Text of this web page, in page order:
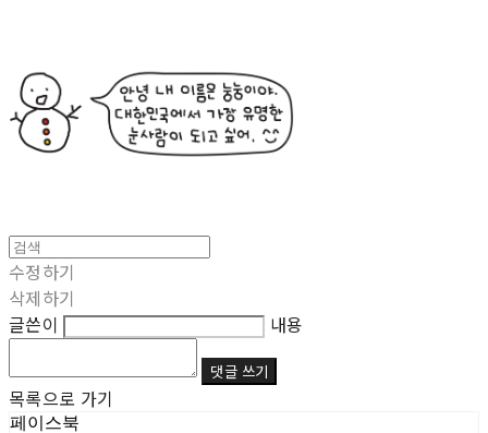
수정하기
삭제하기
글쓴이
내용
댓글 쓰기
목록으로 가기
페이스북